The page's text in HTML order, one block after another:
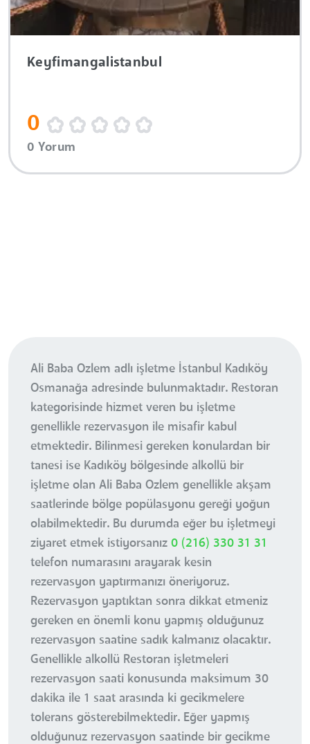
Keyfimangalistanbul
0
0 Yorum
Ali Baba Ozlem adlı işletme İstanbul Kadıköy
Osmanağa adresinde bulunmaktadır. Restoran
kategorisinde hizmet veren bu işletme
genellikle rezervasyon ile misafir kabul
etmektedir. Bilinmesi gereken konulardan bir
tanesi ise Kadıköy bölgesinde alkollü bir
işletme olan Ali Baba Ozlem genellikle akşam
saatlerinde bölge popülasyonu gereği yoğun
olabilmektedir. Bu durumda eğer bu işletmeyi
ziyaret etmek istiyorsanız 0 (216) 330 31 31
telefon numarasını arayarak kesin
rezervasyon yaptırmanızı öneriyoruz.
Rezervasyon yaptıktan sonra dikkat etmeniz
gereken en önemli konu yapmış olduğunuz
rezervasyon saatine sadık kalmanız olacaktır.
Genellikle alkollü Restoran işletmeleri
rezervasyon saati konusunda maksimum 30
dakika ile 1 saat arasında ki gecikmelere
tolerans gösterebilmektedir. Eğer yapmış
olduğunuz rezervasyon saatinde bir gecikme